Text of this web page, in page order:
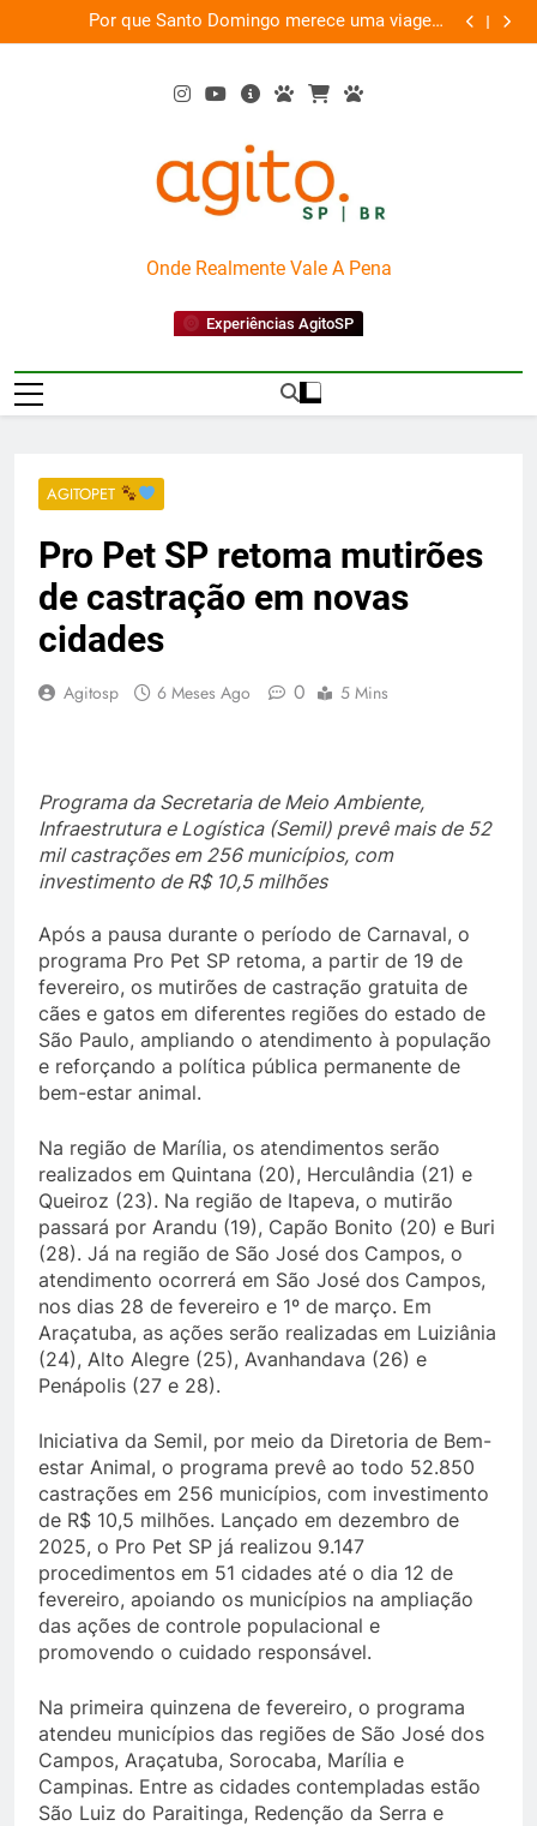
to
merece uma viagem
exclusiva
Fim do improviso no
AgitoSP
Onde Realmente Vale A Pena
Experiências AgitoSP
AGITOPET
Pro Pet SP retoma mutirões
de castração em novas
cidades
Agitosp 6 Meses Ago 0 5 Mins
Programa da Secretaria de Meio Ambiente,
Infraestrutura e Logística (Semil) prevê mais de 52
mil castrações em 256 municípios, com
investimento de R$ 10,5 milhões
Após a pausa durante o período de Carnaval, o
programa Pro Pet SP retoma, a partir de 19 de
fevereiro, os mutirões de castração gratuita de
cães e gatos em diferentes regiões do estado de
São Paulo, ampliando o atendimento à população
e reforçando a política pública permanente de
bem-estar animal.
Na região de Marília, os atendimentos serão
realizados em Quintana (20), Herculândia (21) e
Queiroz (23). Na região de Itapeva, o mutirão
passará por Arandu (19), Capão Bonito (20) e Buri
(28). Já na região de São José dos Campos, o
atendimento ocorrerá em São José dos Campos,
nos dias 28 de fevereiro e 1º de março. Em
Araçatuba, as ações serão realizadas em Luiziânia
(24), Alto Alegre (25), Avanhandava (26) e
Penápolis (27 e 28).
Iniciativa da Semil, por meio da Diretoria de Bem-
estar Animal, o programa prevê ao todo 52.850
castrações em 256 municípios, com investimento
de R$ 10,5 milhões. Lançado em dezembro de
2025, o Pro Pet SP já realizou 9.147
procedimentos em 51 cidades até o dia 12 de
fevereiro, apoiando os municípios na ampliação
das ações de controle populacional e
promovendo o cuidado responsável.
Na primeira quinzena de fevereiro, o programa
atendeu municípios das regiões de São José dos
Campos, Araçatuba, Sorocaba, Marília e
Campinas. Entre as cidades contempladas estão
São Luiz do Paraitinga, Redenção da Serra e